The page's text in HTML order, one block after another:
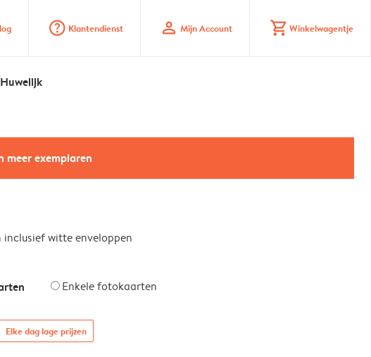
question_mark_circle Klantendienst profile Mijn Account shopping_cart Winkelwagentje
Huwelijk
meer exemplaren
inclusief witte enveloppen
Enkele fotokaarten
Elke dag lage prijzen